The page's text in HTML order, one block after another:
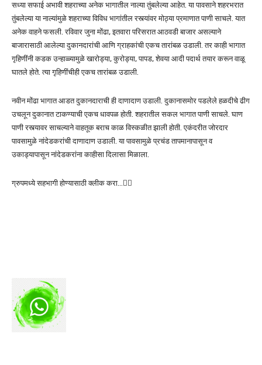
सध्या सफाई अभावी शहराच्या अनेक भागातील नाल्या तुंबलेल्या आहेत. या पावसाने शहरभरात
तुंबलेल्या या नाल्यांमुळे शहराच्या विविध भागांतील रस्त्यांवर मोठ्या प्रमाणात पाणी साचले. यात
अनेक वाहने फसली. रविवार जुना मोंढा, इतवारा परिसरात आठवडी बाजार असल्याने
बाजारासाठी आलेल्या दुकानदारांची आणि ग्राहकांची एकच तारांबळ उडाली. तर काही भागात
गृहिणींनी कडक उन्हाळ्यामुळे खारोड्या, कुरोड्या, पापड, शेवया आदी पदार्थ तयार करून वाळू
घातले होते. त्या गृहिणींचीही एकच तारांबळ उडाली.
नवीन मोंढा भागात आडत दुकानदाराची ही दाणादाण उडाली. दुकानासमोर पडलेले हळदीचे ढीग
उचलून दुकानात टाकण्याची एकच धावपळ होती. शहरातील सकल भागात पाणी साचले. घाण
पाणी रस्त्यावर साचल्याने वाहतूक बराच काळ विस्कळीत झाली होती. एकंदरीत जोरदार
पावसामुळे नांदेडकरांची दाणादाण उडाली. या पावसामुळे प्रचंड तापमानापासून व
उकाड्यापासून नांदेडकरांना काहीसा दिलासा मिळाला.
ग्रुपमध्ये सहभागी होण्यासाठी क्लीक करा…👆🏻